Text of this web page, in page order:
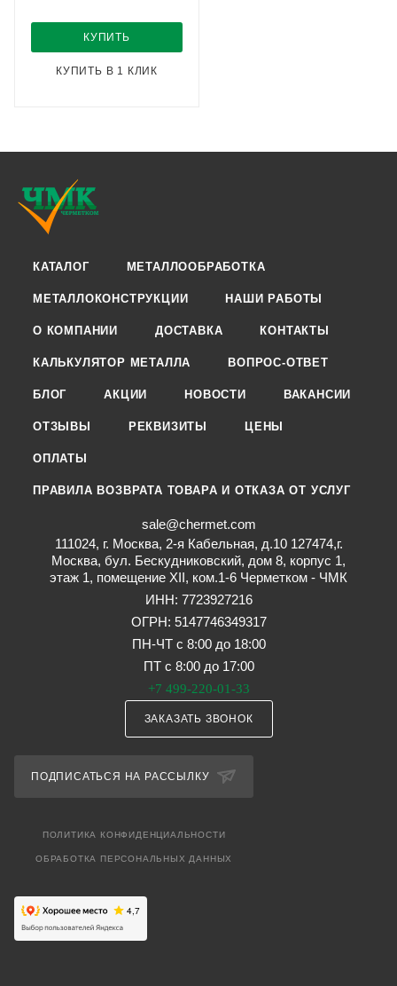
КУПИТЬ
КУПИТЬ В 1 КЛИК
КАТАЛОГ МЕТАЛЛООБРАБОТКА
МЕТАЛЛОКОНСТРУКЦИИ НАШИ РАБОТЫ
О КОМПАНИИ ДОСТАВКА КОНТАКТЫ
КАЛЬКУЛЯТОР МЕТАЛЛА ВОПРОС-ОТВЕТ
БЛОГ АКЦИИ НОВОСТИ ВАКАНСИИ
ОТЗЫВЫ РЕКВИЗИТЫ ЦЕНЫ
ОПЛАТЫ
ПРАВИЛА ВОЗВРАТА ТОВАРА И ОТКАЗА ОТ УСЛУГ
sale@chermet.com
111024, г. Москва, 2-я Кабельная, д.10 127474,г.
Москва, бул. Бескудниковский, дом 8, корпус 1,
этаж 1, помещение XII, ком.1-6 Черметком - ЧМК
ИНН: 7723927216
ОГРН: 5147746349317
ПН-ЧТ с 8:00 до 18:00
ПТ с 8:00 до 17:00
+7 499-220-01-33
ЗАКАЗАТЬ ЗВОНОК
ПОДПИСАТЬСЯ НА РАССЫЛКУ
ПОЛИТИКА КОНФИДЕНЦИАЛЬНОСТИ
ОБРАБОТКА ПЕРСОНАЛЬНЫХ ДАННЫХ